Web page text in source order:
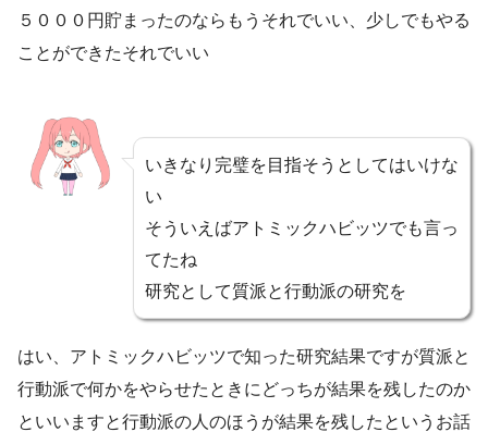
５０００円貯まったのならもうそれでいい、少しでもやる
ことができたそれでいい
いきなり完璧を目指そうとしてはいけな
い
そういえばアトミックハビッツでも言っ
てたね
研究として質派と行動派の研究を
はい、アトミックハビッツで知った研究結果ですが質派と
行動派で何かをやらせたときにどっちが結果を残したのか
といいますと行動派の人のほうが結果を残したというお話